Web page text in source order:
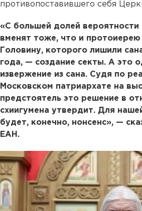
противопоставившего себя
«С большей долей вероятности
вменят тоже, что и
Головину, которого лишили
года, — создание секты. А это
извержение из сана. Судя по
Московском патриархате на
предстоятель это решение в
схиигумена утвердит. Для
будет, конечно, нонсенс», —
ЕАН.